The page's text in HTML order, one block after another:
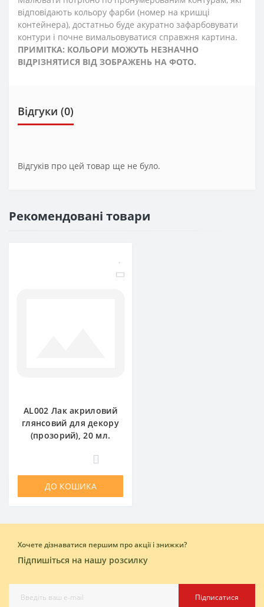
відповідають кольору фарби (номер на кришці
контейнера), достатньо буде акуратно зафарбовувати
контури і почне вимальовуватися справжня картина.
ПРИМІТКА: КОЛЬОРИ МОЖУТЬ НЕЗНАЧНО
ВІДРІЗНЯТИСЯ ВІД ЗОБРАЖЕНЬ НА ФОТО.
Відгуки (0)
Відгуків про цей товар ще не було.
Рекомендовані товари
AL002 Лак акриловий
глянсовий для декору
(прозорий), 20 мл.
0
ДО КОШИКА
Хочете дізнаватися першим про акції і знижки?
Підпишіться на нашу розсилку
Підписатися